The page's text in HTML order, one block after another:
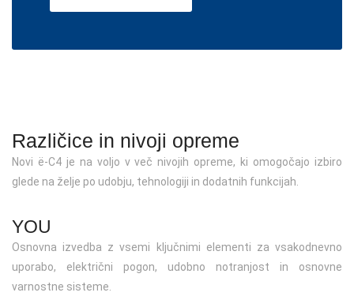
Različice in nivoji opreme
Novi ë-C4 je na voljo v več nivojih opreme, ki omogočajo izbiro
glede na želje po udobju, tehnologiji in dodatnih funkcijah.
YOU
Osnovna izvedba z vsemi ključnimi elementi za vsakodnevno
uporabo, električni pogon, udobno notranjost in osnovne
varnostne sisteme.